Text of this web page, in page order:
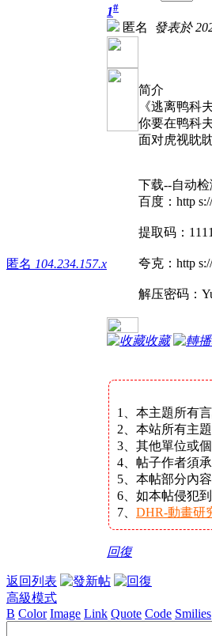
匿名 104.234.157.x
1#
匿名 發表於
简介
《逃离鸭科
你要在鸭科
面对虎视眈
下载--自动
百度：http
提取码：1111
夸克：http
解压密码：
收藏
1、本主題所有
2、本站所有主
3、其他單位或
4、帖子作者須
5、本帖部分內
6、如本帖侵犯
7、 DHR-動畫研
回復
返回列表
高級模式
B Color Image Link Quote Code Smilies